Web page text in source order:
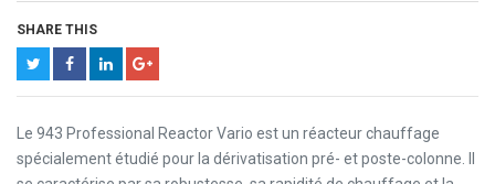
SHARE THIS
Le 943 Professional Reactor Vario est un réacteur chauffage
spécialement étudié pour la dérivatisation pré- et poste-colonne. Il